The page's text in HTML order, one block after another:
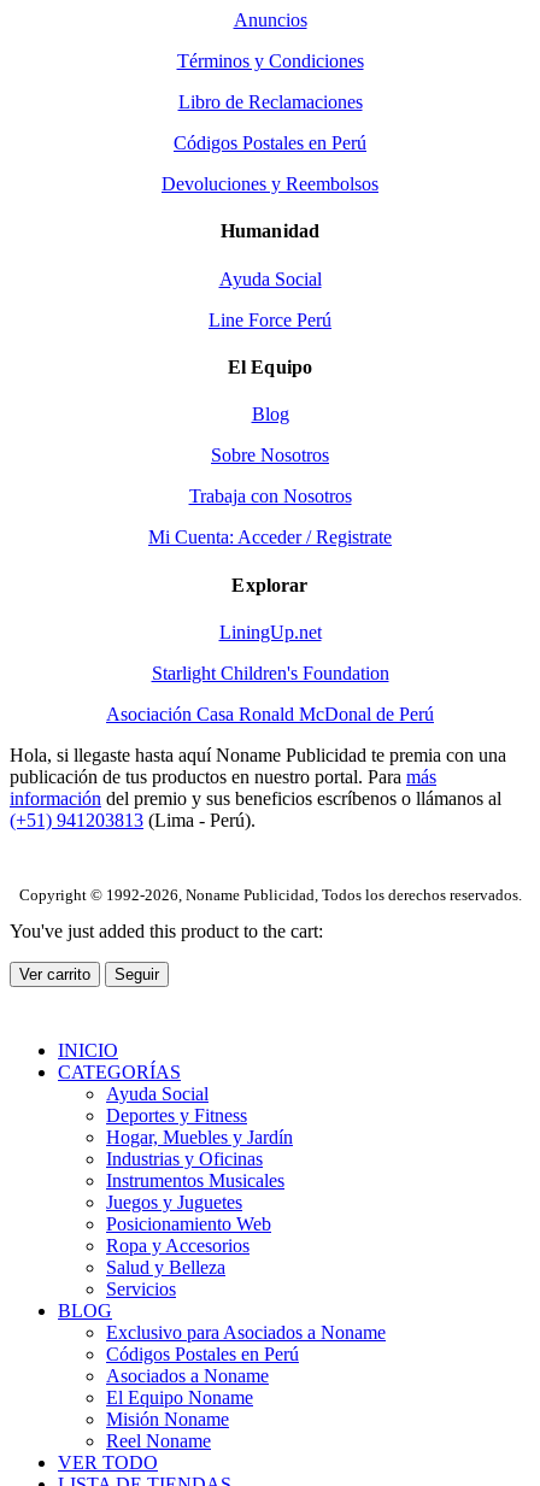
Anuncios
Términos y Condiciones
Libro de Reclamaciones
Códigos Postales en Perú
Devoluciones y Reembolsos
Humanidad
Ayuda Social
Line Force Perú
El Equipo
Blog
Sobre Nosotros
Trabaja con Nosotros
Mi Cuenta: Acceder / Registrate
Explorar
LiningUp.net
Starlight Children's Foundation
Asociación Casa Ronald McDonal de Perú
Hola, si llegaste hasta aquí Noname Publicidad te premia con una
publicación de tus productos en nuestro portal. Para más
información del premio y sus beneficios escríbenos o llámanos al
(+51) 941203813 (Lima - Perú).
Copyright © 1992-2026, Noname Publicidad, Todos los derechos reservados.
You've just added this product to the cart:
Ver carrito Seguir
INICIO
CATEGORÍAS
Ayuda Social
Deportes y Fitness
Hogar, Muebles y Jardín
Industrias y Oficinas
Instrumentos Musicales
Juegos y Juguetes
Posicionamiento Web
Ropa y Accesorios
Salud y Belleza
Servicios
BLOG
Exclusivo para Asociados a Noname
Códigos Postales en Perú
Asociados a Noname
El Equipo Noname
Misión Noname
Reel Noname
VER TODO